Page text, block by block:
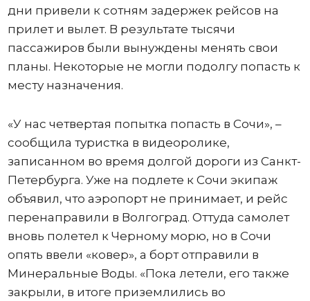
дни привели к сотням задержек рейсов на
прилет и вылет. В результате тысячи
пассажиров были вынуждены менять свои
планы. Некоторые не могли подолгу попасть к
месту назначения.
«У нас четвертая попытка попасть в Сочи», –
сообщила туристка в видеоролике,
записанном во время долгой дороги из Санкт-
Петербурга. Уже на подлете к Сочи экипаж
объявил, что аэропорт не принимает, и рейс
перенаправили в Волгоград. Оттуда самолет
вновь полетел к Черному морю, но в Сочи
опять ввели «ковер», а борт отправили в
Минеральные Воды. «Пока летели, его также
закрыли, в итоге приземлились во